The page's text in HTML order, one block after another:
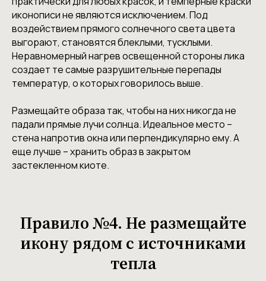
иконописи не являются исключением. Под
воздействием прямого солнечного света цвета
выгорают, становятся блеклыми, тусклыми.
Неравномерный нагрев освещенной стороны лика
создает те самые разрушительные перепады
температур, о которых говорилось выше.
Размещайте образа так, чтобы на них никогда не
падали прямые лучи солнца. Идеальное место –
стена напротив окна или перпендикулярно ему. А
еще лучше – хранить образ в закрытом
застекленном киоте.
Правило №4. Не размещайте
икону рядом с источниками
тепла